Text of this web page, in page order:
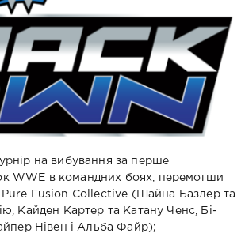
на вибування за перше
WWE в командних боях, перемогши
Fusion Collective (Шайна Базлер та
Кайден Картер та Катану Ченс, Бі-
Нівен і Альба Файр);